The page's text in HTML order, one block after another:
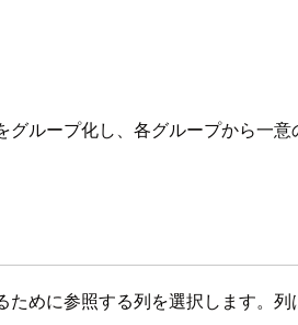
ループ化し、各グループから一意
めに参照する列を選択します。